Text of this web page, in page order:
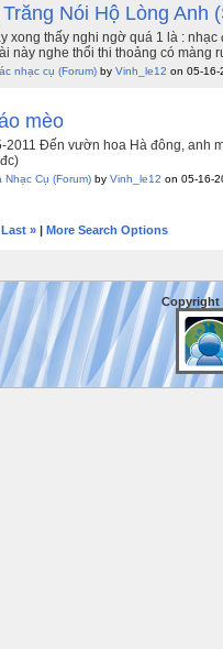
Nói Hộ Lòng Anh
xong thấy nghi ngờ quá 1 là :
này nghe thổi thi thoảng có màng
nhạc cụ (Forum) by Vinh_le12 on 05-16-
mèo
2011 Đến vườn hoa Hà đông, anh
Nhạc Cụ (Forum) by Vinh_le12 on 05-16-
Last » More Search Options
Copyright